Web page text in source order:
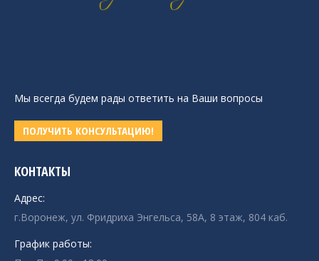
Мы всегда будем рады ответить на Ваши вопросы
ПОЛУЧИТЬ КОНСУЛЬТАЦИЮ!
КОНТАКТЫ
Адрес:
г.Воронеж, ул. Фридриха Энгельса, 58А, 8 этаж, 804 каб.
График работы: